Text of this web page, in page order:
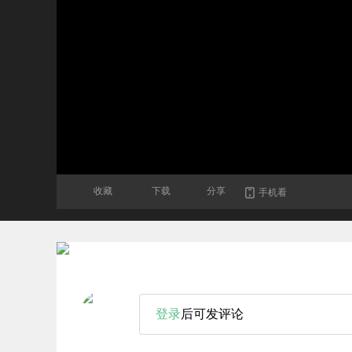
收藏 下载 分享 手机看
登录后可发评论